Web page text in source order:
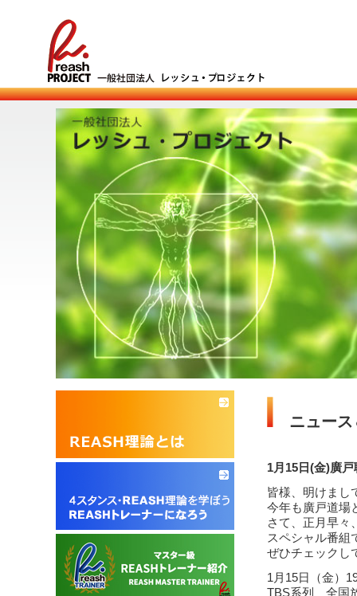
ニュー
1月15日(金)廣
皆様、明けまし
今年も廣戸道場
さて、正月早々
スペシャル番組
ぜひチェックし
1月15日（金）
TBS系列 全国